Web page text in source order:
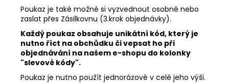
Poukaz je také možné si vyzvednout osobně nebo
zaslat přes Zásilkovnu (3.krok objednávky).
Každý poukaz obsahuje unikátní kód, který je
nutno říct na obchůdku či vepsat ho při
objednávání na našem e-shopu do kolonky
"slevové kódy".
Poukaz je nutno použít jednorázově v celé jeho výši.